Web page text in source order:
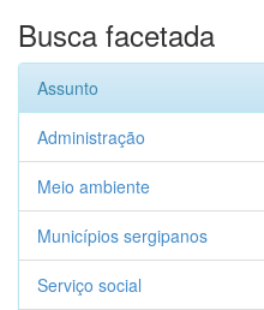
Busca facetada
Assunto
Administração
Meio ambiente
Municípios sergipanos
Serviço social